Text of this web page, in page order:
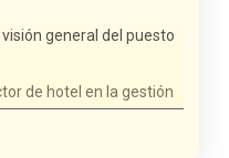
general del puesto
de hotel en la gestión
del hotel